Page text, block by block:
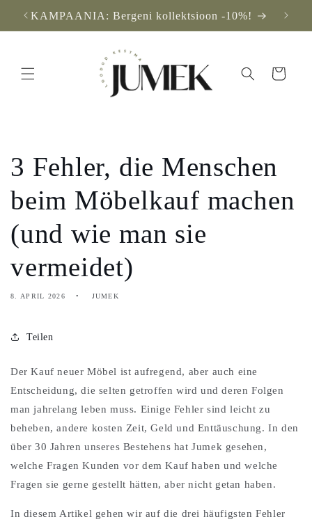
zum
KAMPAANIA: Bergeni kollektsioon -10%!
Warenkorb
3 Fehler, die Menschen
beim Möbelkauf machen
(und wie man sie
vermeidet)
8. APRIL 2026 JUMEK
Teilen
Der Kauf neuer Möbel ist aufregend, aber auch eine
Entscheidung, die selten getroffen wird und deren Folgen
man jahrelang leben muss. Einige Fehler sind leicht zu
beheben, andere kosten Zeit, Geld und Enttäuschung. In den
über 30 Jahren unseres Bestehens hat Jumek gesehen,
welche Fragen Kunden vor dem Kauf haben und welche
Fragen sie gerne gestellt hätten, aber nicht getan haben.
In diesem Artikel gehen wir auf die drei häufigsten Fehler